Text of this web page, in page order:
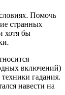
Помочь
странных
хотя бы
включений)
гадания.
навести на